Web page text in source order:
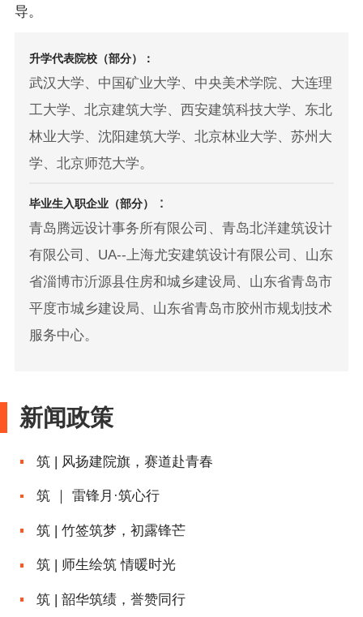
导。
升学代表院校（部分）：
武汉大学、中国矿业大学、中央美术学院、大连理
工大学、北京建筑大学、西安建筑科技大学、东北
林业大学、沈阳建筑大学、北京林业大学、苏州大
学、北京师范大学。
毕业生入职企业（部分） ：
青岛腾远设计事务所有限公司、青岛北洋建筑设计
有限公司、UA--上海尤安建筑设计有限公司、山东
省淄博市沂源县住房和城乡建设局、山东省青岛市
平度市城乡建设局、山东省青岛市胶州市规划技术
服务中心。
新闻政策
筑 | 风扬建院旗，赛道赴青春
筑 ｜ 雷锋月·筑心行
筑 | 竹签筑梦，初露锋芒
筑 | 师生绘筑 情暖时光
筑 | 韶华筑绩，誉赞同行